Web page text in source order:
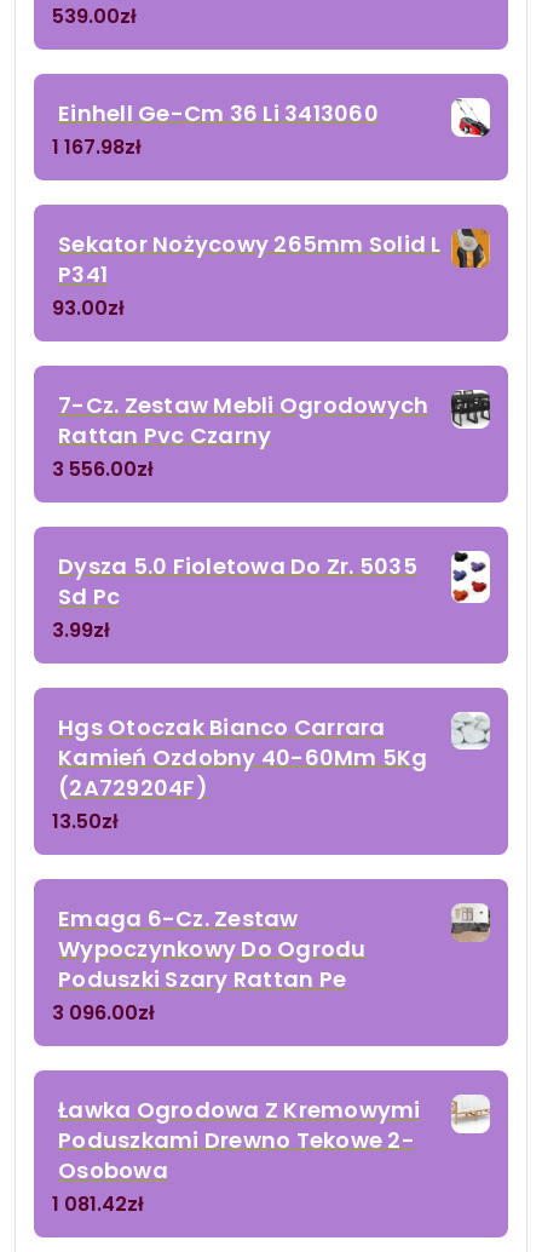
539.00zł
Einhell Ge-Cm 36 Li 3413060
1 167.98zł
Sekator Nożycowy 265mm Solid L
P341
93.00zł
7-Cz. Zestaw Mebli Ogrodowych
Rattan Pvc Czarny
3 556.00zł
Dysza 5.0 Fioletowa Do Zr. 5035
Sd Pc
3.99zł
Hgs Otoczak Bianco Carrara
Kamień Ozdobny 40-60Mm 5Kg
(2A729204F)
13.50zł
Emaga 6-Cz. Zestaw
Wypoczynkowy Do Ogrodu
Poduszki Szary Rattan Pe
3 096.00zł
Ławka Ogrodowa Z Kremowymi
Poduszkami Drewno Tekowe 2-
Osobowa
1 081.42zł